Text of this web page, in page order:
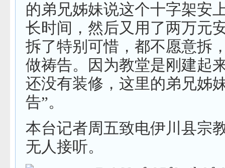
的弟兄姊妹说这个十字架安
长时间，然后又用了两万元
拆了特别可惜，都不愿意拆
做祷告。因为教堂是刚建起
还没有装修，这里的弟兄姊
告”。
本台记者周五致电伊川县宗
无人接听。